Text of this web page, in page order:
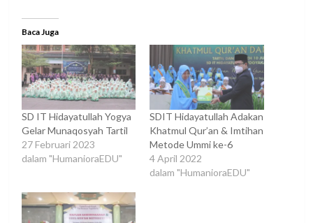
Baca Juga
SD IT Hidayatullah Yogya
Gelar Munaqosyah Tartil
27 Februari 2023
dalam "HumanioraEDU"
SDIT Hidayatullah Adakan
Khatmul Qur’an & Imtihan
Metode Ummi ke-6
4 April 2022
dalam "HumanioraEDU"